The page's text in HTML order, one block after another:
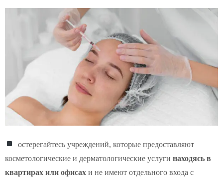
остерегайтесь учреждений, которые предоставляют
косметологические и дерматологические услуги находясь в
квартирах или офисах и не имеют отдельного входа с